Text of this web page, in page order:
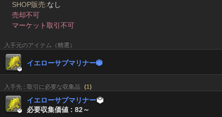
SHOP販売:なし
売却不可
マーケット取引不可
入手元のアイテム（精選）

イエローサブマリナー
入手先 : 取引に必要な収集品 (1)

イエローサブマリナー
必要収集価値 : 82～